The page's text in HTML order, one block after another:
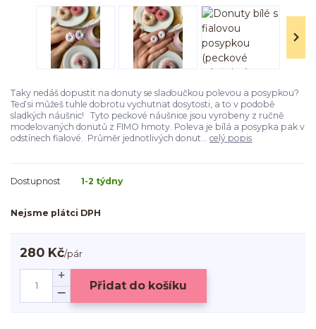
Taky nedáš dopustit na donuty se slaďoučkou polevou a posypkou?
Teď si můžeš tuhle dobrotu vychutnat dosytosti, a to v podobě
sladkých náušnic! Tyto peckové náušnice jsou vyrobeny z ručně
modelovaných donutů z FIMO hmoty. Poleva je bílá a posypka pak v
odstínech fialové. Průměr jednotlivých donut... celý popis
Dostupnost 1-2 týdny
Nejsme plátci DPH
280 Kč/pár
Přidat do košíku